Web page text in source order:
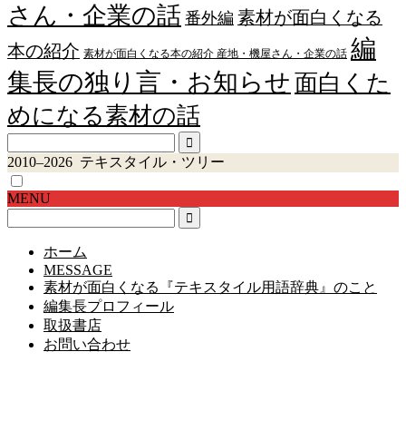
さん・企業の話 番外編 素材が面白くなる
本の紹介 素材が面白くなる本の紹介 産地・機屋さん・企業の話 編
集長の独り言・お知らせ 面白くた
めになる素材の話
2010–2026 テキスタイル・ツリー
MENU
ホーム
MESSAGE
素材が面白くなる『テキスタイル用語辞典』のこと
編集長プロフィール
取扱書店
お問い合わせ